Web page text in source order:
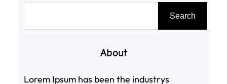
Search
About
Lorem Ipsum has been the industrys